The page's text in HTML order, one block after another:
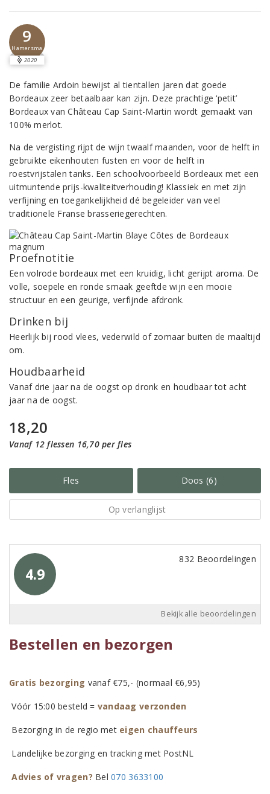
9
Hamersma
2020
De familie Ardoin bewijst al tientallen jaren dat goede
Bordeaux zeer betaalbaar kan zijn. Deze prachtige ‘petit’
Bordeaux van Château Cap Saint-Martin wordt gemaakt van
100% merlot.
Na de vergisting rijpt de wijn twaalf maanden, voor de helft in
gebruikte eikenhouten fusten en voor de helft in
roestvrijstalen tanks. Een schoolvoorbeeld Bordeaux met een
uitmuntende prijs-kwaliteitverhouding! Klassiek en met zijn
verfijning en toegankelijkheid dé begeleider van veel
traditionele Franse brasseriegerechten.
Proefnotitie
Een volrode bordeaux met een kruidig, licht gerijpt aroma. De
volle, soepele en ronde smaak geeftde wijn een mooie
structuur en een geurige, verfijnde afdronk.
Drinken bij
Heerlijk bij rood vlees, vederwild of zomaar buiten de maaltijd
om.
Houdbaarheid
Vanaf drie jaar na de oogst op dronk en houdbaar tot acht
jaar na de oogst.
18,20
Vanaf 12 flessen 16,70 per fles
Fles Doos (6)
Op verlanglijst
4.9
832 Beoordelingen
Bekijk alle beoordelingen
Bestellen en bezorgen
Gratis bezorging vanaf €75,- (normaal €6,95)
Vóór 15:00 besteld = vandaag verzonden
Bezorging in de regio met eigen chauffeurs
Landelijke bezorging en tracking met PostNL
Advies of vragen? Bel070 3633100